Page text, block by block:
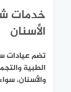
خدمات
الأسنان
تضم عيادات
الطبية
والأسنان،